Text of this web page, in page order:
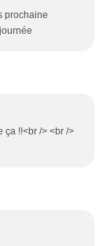
prochaine
ça !!<br /> <br />